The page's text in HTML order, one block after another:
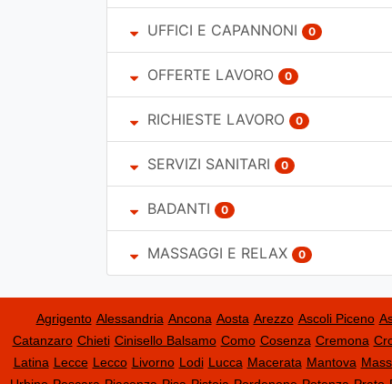
UFFICI E CAPANNONI 0
OFFERTE LAVORO 0
RICHIESTE LAVORO 0
SERVIZI SANITARI 0
BADANTI 0
MASSAGGI E RELAX 0
Agrigento Alessandria Ancona Aosta Arezzo Ascoli Piceno
Catanzaro Chieti Cinisello Balsamo Como Cosenza Cremona
Latina Lecce Lecco Livorno Lodi Lucca Macerata Mantova